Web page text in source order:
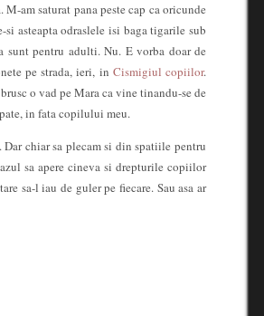
am saturat pana peste cap ca oricunde
asteapta odraslele isi baga tigarile sub
pentru adulti. Nu. E vorba doar de
pe strada, ieri, in Cismigiul copiilor.
o vad pe Mara ca vine tinandu-se de
in fata copilului meu.
chiar sa plecam si din spatiile pentru
sa apere cineva si drepturile copiilor
sa-l iau de guler pe fiecare. Sau asa ar